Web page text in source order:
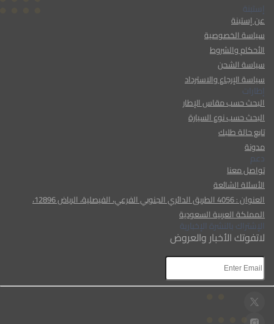
إستبنة
عن إستبنة
سياسة الخصوصية
الأحكام والشروط
سياسة الشحن
سياسة الإرجاع والاسترداد
إطارات
البحث حسب مقاس الإطار
البحث حسب نوع السيارة
تابع حالة طلبك
مدونة
دعم
تواصل معنا
الأسئلة الشائعة
العنوان : 4056 الطريق الدائري الجنوبي الفرعي، الفيصلية، الرياض 12896،
المملكة العربية السعودية
الإشتراك بالنشرة الإخبارية
لاتفوتك الأخبار والعروض